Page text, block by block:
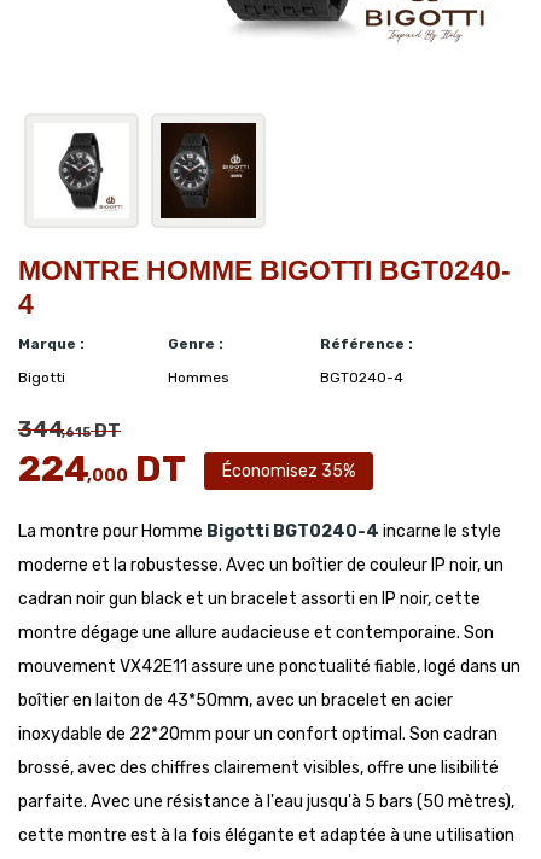
MONTRE HOMME BIGOTTI BGT0240-
4
Marque :
Bigotti
Genre :
Hommes
Référence :
BGT0240-4
344,615DT
224,000 DT Économisez 35%
La montre pour Homme Bigotti BGT0240-4 incarne le style
moderne et la robustesse. Avec un boîtier de couleur IP noir, un
cadran noir gun black et un bracelet assorti en IP noir, cette
montre dégage une allure audacieuse et contemporaine. Son
mouvement VX42E11 assure une ponctualité fiable, logé dans un
boîtier en laiton de 43*50mm, avec un bracelet en acier
inoxydable de 22*20mm pour un confort optimal. Son cadran
brossé, avec des chiffres clairement visibles, offre une lisibilité
parfaite. Avec une résistance à l'eau jusqu'à 5 bars (50 mètres),
cette montre est à la fois élégante et adaptée à une utilisation